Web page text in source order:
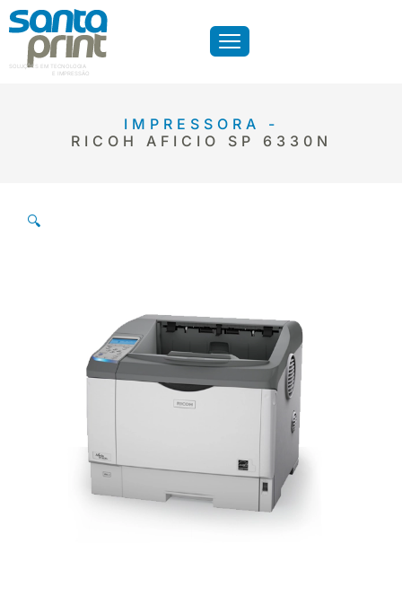
SOLUÇÕES EM TECNOLOGIA
E IMPRESSÃO
IMPRESSORA -
RICOH AFICIO SP 6330N
🔍